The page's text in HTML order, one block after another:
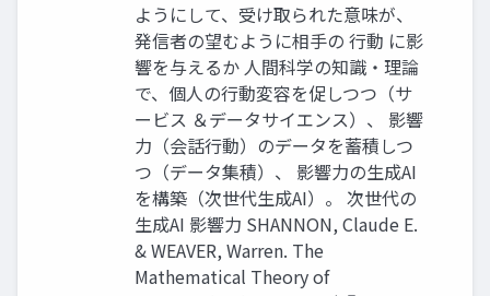
ようにして、受け取られた意味が、
発信者の望むように相手の 行動 に影
響を与えるか 人間科学の知識・理論
で、個人の行動変容を促しつつ（サ
ービス ＆データサイエンス）、 影響
力（会話行動）のデータを蓄積しつ
つ（データ集積）、 影響力の生成AI
を構築（次世代生成AI）。 次世代の
生成AI 影響力 SHANNON, Claude E.
& WEAVER, Warren. The
Mathematical Theory of